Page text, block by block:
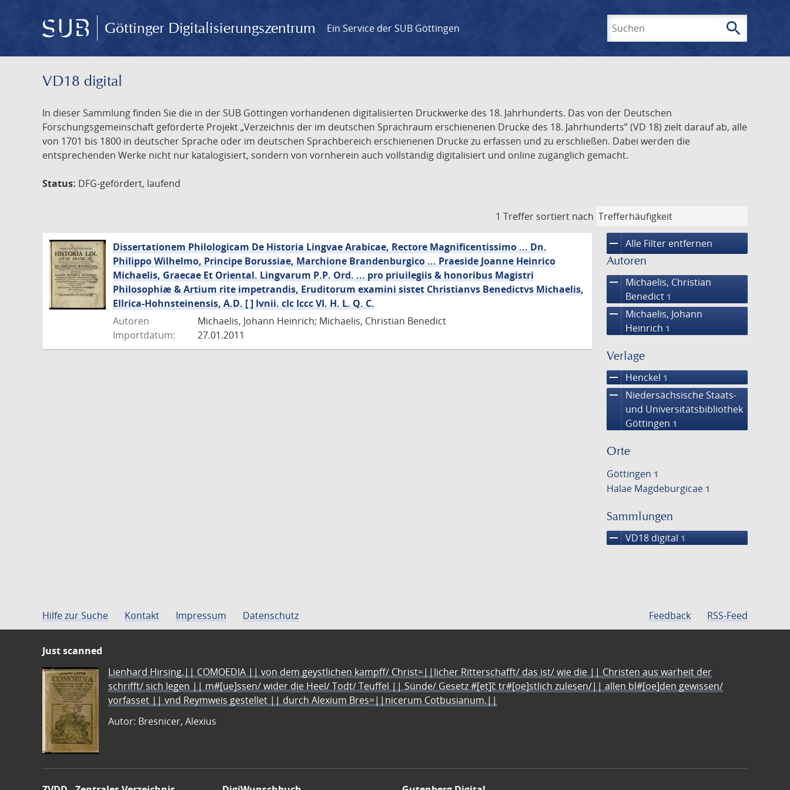
Göttinger Digitalisierungszentrum Ein Service der SUB Göttingen search
VD18 digital
In dieser Sammlung finden Sie die in der SUB Göttingen vorhandenen digitalisierten Druckwerke des 18. Jahrhunderts. Das von der Deutschen
Forschungsgemeinschaft geförderte Projekt „Verzeichnis der im deutschen Sprachraum erschienenen Drucke des 18. Jahrhunderts” (VD 18) zielt darauf ab, alle
von 1701 bis 1800 in deutscher Sprache oder im deutschen Sprachbereich erschienenen Drucke zu erfassen und zu erschließen. Dabei werden die
entsprechenden Werke nicht nur katalogisiert, sondern von vornherein auch vollständig digitalisiert und online zugänglich gemacht.
Status: DFG-gefördert, laufend
1 Treffer sortiert nach
remove Alle Filter entfernen
Autoren
remove
Michaelis, Christian
Benedict 1
remove
Michaelis, Johann
Heinrich 1
Verlage
remove Henckel 1
remove
Niedersächsische Staats-
und Universitätsbibliothek
Göttingen 1
Orte
Göttingen 1
Halae Magdeburgicae 1
Sammlungen
remove VD18 digital 1
Dissertationem Philologicam De Historia Lingvae Arabicae, Rectore Magnificentissimo ... Dn.
Philippo Wilhelmo, Principe Borussiae, Marchione Brandenburgico ... Praeside Joanne Heinrico
Michaelis, Graecae Et Oriental. Lingvarum P.P. Ord. ... pro priuilegiis & honoribus Magistri
Philosophiæ & Artium rite impetrandis, Eruditorum examini sistet Christianvs Benedictvs Michaelis,
Ellrica-Hohnsteinensis, A.D. [ ] Ivnii. cIc Iccc VI. H. L. Q. C.
Autoren
Michaelis, Johann Heinrich; Michaelis, Christian Benedict
Importdatum:
27.01.2011
Hilfe zur Suche Kontakt Impressum Datenschutz Feedback RSS-Feed
Just scanned
Lienhard Hirsing.|| COMOEDIA || von dem geystlichen kampff/ Christ=||licher Ritterschafft/ das ist/ wie die || Christen aus warheit der
schrifft/ sich legen || m#[ue]ssen/ wider die Heel/ Todt/ Teuffel || Sünde/ Gesetz #[et]c̃ tr#[oe]stlich zulesen/|| allen bl#[oe]den gewissen/
vorfasset || vnd Reymweis gestellet || durch Alexium Bres=||nicerum Cotbusianum.||
Autor: Bresnicer, Alexius